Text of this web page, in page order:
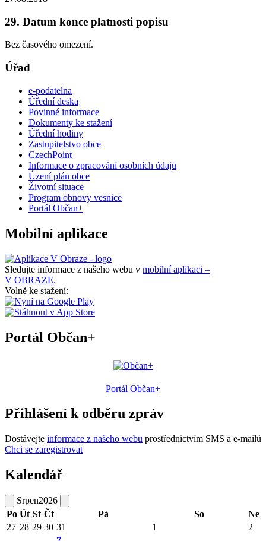
29. Datum konce platnosti popisu
Bez časového omezení.
Úřad
e-podatelna
Úřední deska
Povinné informace
Dokumenty ke stažení
Úřední hodiny
Zastupitelstvo obce
CzechPoint
Informace o zpracování osobních údajů
Úzení plán obce
Životní situace
Program obnovy vesnice
Portál Občan+
Mobilní aplikace
Sledujte informace z našeho webu v mobilní aplikaci –
V OBRAZE.
Volně ke stažení:
Portál Občan+
Portál Občan+
Přihlášení k odběru zpráv
Dostávejte informace z našeho webu prostřednictvím SMS a e-mailů
Chci se zaregistrovat
Kalendář
Srpen2026
Po Út St Čt Pá So
Ne
27 28 29 30 31 1 2